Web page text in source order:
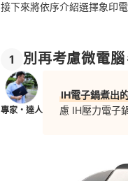
接下來將依序介紹選擇象印
1 別再考慮微電腦
專家・達人
IH電子鍋煮出
慮 IH壓力電子